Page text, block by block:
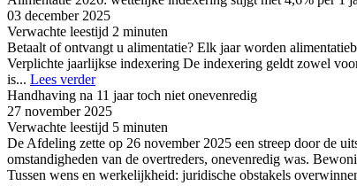
03 december 2025
Verwachte leestijd 2 minuten
Betaalt of ontvangt u alimentatie? Elk jaar worden
Verplichte jaarlijkse indexering De indexering geldt zowel
is... Lees verder
Handhaving na 11 jaar toch niet onevenredig
27 november 2025
Verwachte leestijd 5 minuten
De Afdeling zette op 26 november 2025 een streep door de
omstandigheden van de overtreders, onevenredig was.
Tussen wens en werkelijkheid: juridische obstakels